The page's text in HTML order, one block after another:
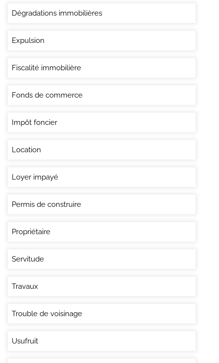
Dégradations immobilières
Expulsion
Fiscalité immobilière
Fonds de commerce
Impôt foncier
Location
Loyer impayé
Permis de construire
Propriétaire
Servitude
Travaux
Trouble de voisinage
Usufruit